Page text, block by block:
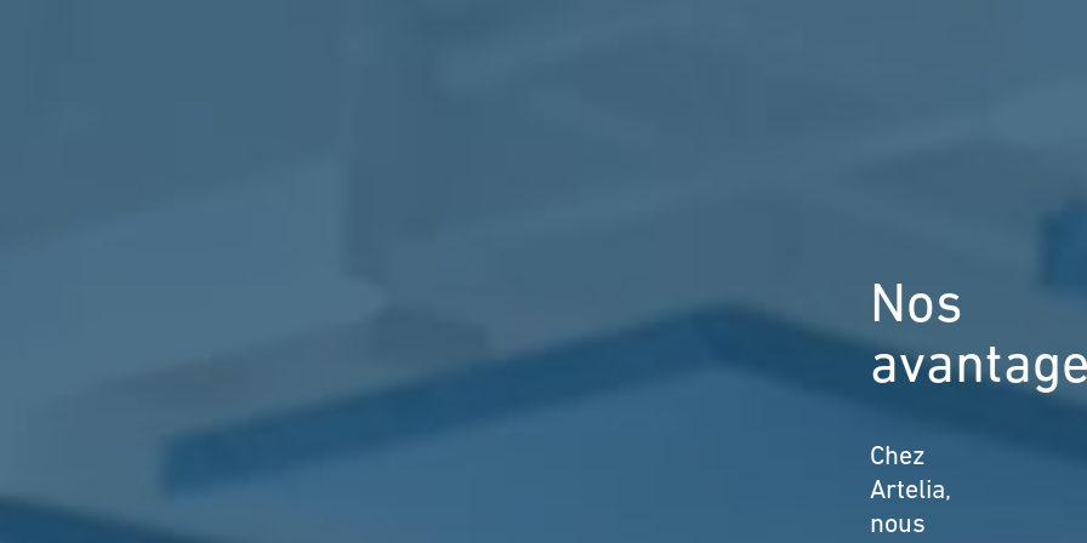
Nos
Chez
Artelia,
nous